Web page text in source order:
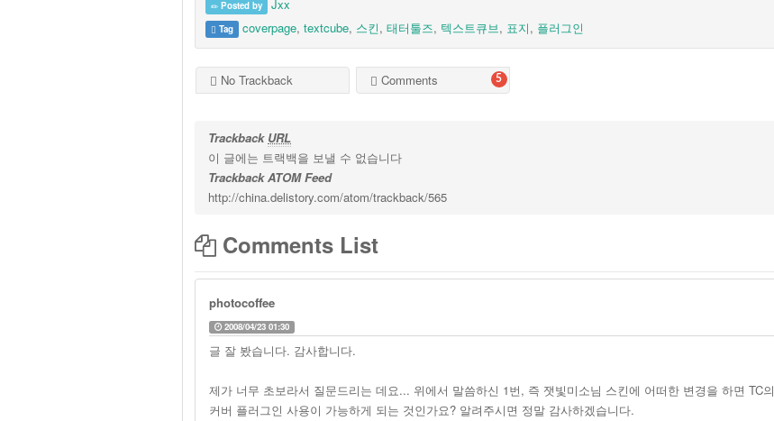
Posted by Jxx
Tag coverpage, textcube, 스킨, 태터툴즈, 텍스트큐브, 표지, 플러그인
No Trackback Comments 5
Trackback URL
이 글에는 트랙백을 보낼 수 없습니다
Trackback ATOM Feed
http://china.delistory.com/atom/trackback/565
Comments List
photocoffee
2008/04/23 01:30
글 잘 봤습니다. 감사합니다.
제가 너무 초보라서 질문드리는 데요... 위에서 말씀하신 1번, 즉 잿빛미소님 스킨에 어떠한 변경을 하면 TC의
커버 플러그인 사용이 가능하게 되는 것인가요? 알려주시면 정말 감사하겠습니다.